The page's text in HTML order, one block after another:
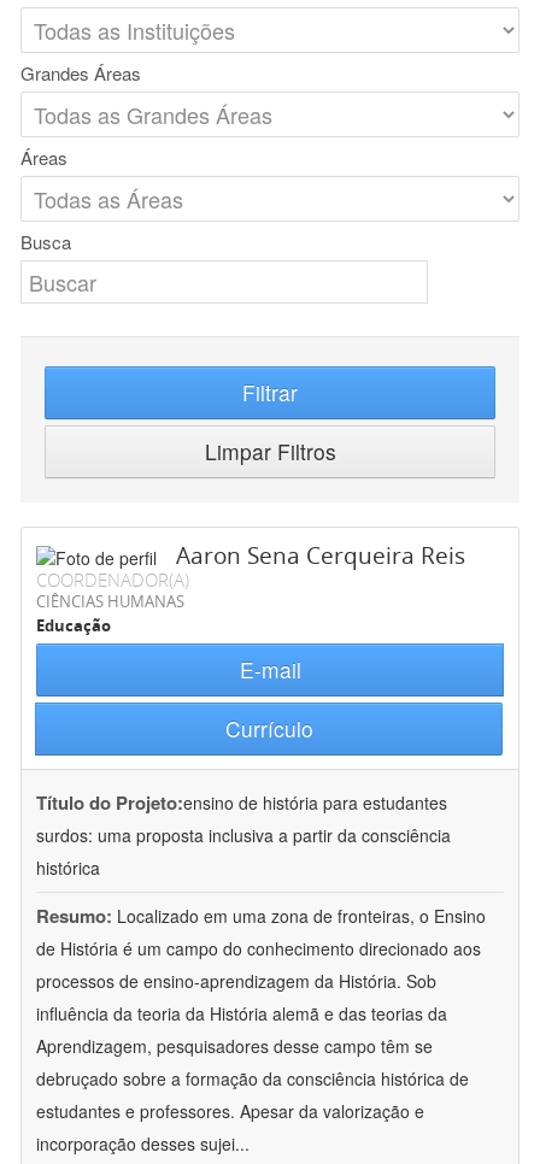
Grandes Áreas
Áreas
Busca
Filtrar
Limpar Filtros
Aaron Sena Cerqueira Reis
COORDENADOR(A)
CIÊNCIAS HUMANAS
Educação
E-mail
Currículo
Título do Projeto:ensino de história para estudantes
surdos: uma proposta inclusiva a partir da consciência
histórica
Resumo: Localizado em uma zona de fronteiras, o Ensino
de História é um campo do conhecimento direcionado aos
processos de ensino-aprendizagem da História. Sob
influência da teoria da História alemã e das teorias da
Aprendizagem, pesquisadores desse campo têm se
debruçado sobre a formação da consciência histórica de
estudantes e professores. Apesar da valorização e
incorporação desses sujei...